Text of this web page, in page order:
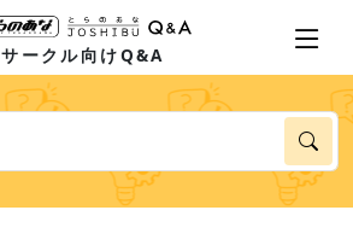
サークル向けQ&A